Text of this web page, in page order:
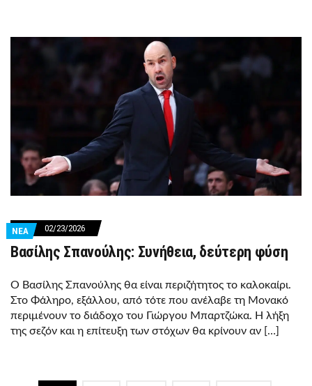
ΝΕΑ 02/23/2026
Βασίλης Σπανούλης: Συνήθεια, δεύτερη φύση
Ο Βασίλης Σπανούλης θα είναι περιζήτητος το καλοκαίρι.
Στο Φάληρο, εξάλλου, από τότε που ανέλαβε τη Μονακό
περιμένουν το διάδοχο του Γιώργου Μπαρτζώκα. Η λήξη
της σεζόν και η επίτευξη των στόχων θα κρίνουν αν […]